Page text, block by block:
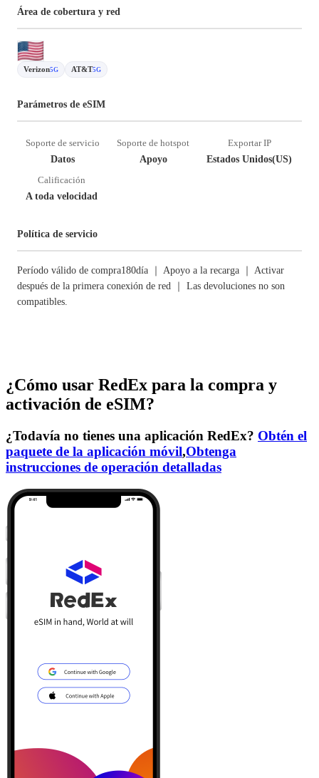
Área de cobertura y red
Verizon5G AT&T5G
Parámetros de eSIM
Soporte de servicio
Datos
Soporte de hotspot
Apoyo
Exportar IP
Estados Unidos(US)
Calificación
A toda velocidad
Política de servicio
Período válido de compra180día ｜ Apoyo a la recarga ｜ Activar
después de la primera conexión de red ｜ Las devoluciones no son
compatibles.
¿Cómo usar RedEx para la compra y
activación de eSIM?
¿Todavía no tienes una aplicación RedEx? Obtén el
paquete de la aplicación móvil,Obtenga
instrucciones de operación detalladas